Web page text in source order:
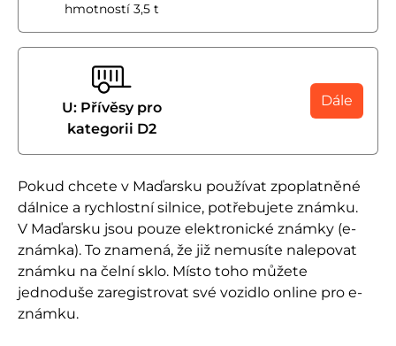
Pokud chcete v Maďarsku používat zpoplatněné
dálnice a rychlostní silnice, potřebujete známku.
V Maďarsku jsou pouze elektronické známky (e-
známka). To znamená, že již nemusíte nalepovat
známku na čelní sklo. Místo toho můžete
jednoduše zaregistrovat své vozidlo online pro e-
známku.
hmotností 3,5 t
U: Přívěsy pro
kategorii D2
Dále